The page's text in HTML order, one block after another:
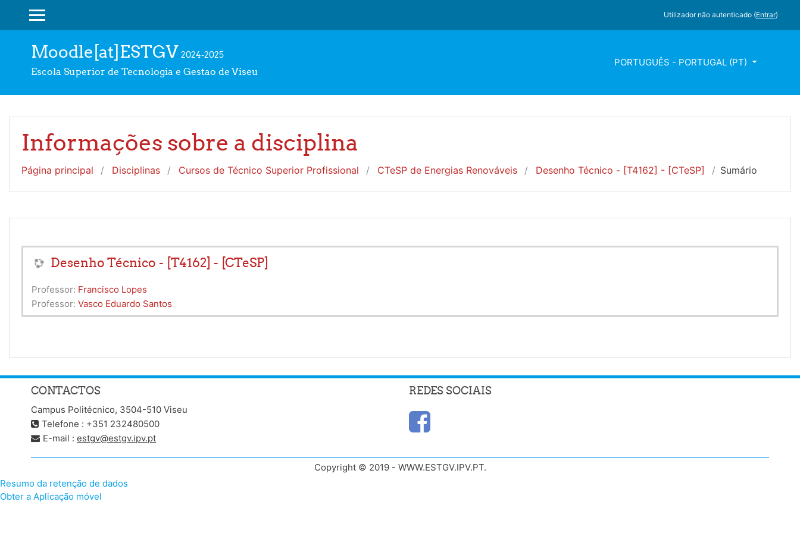
PAINEL LATERAL
Utilizador não autenticado (Entrar)
Moodle[at]ESTGV 2024-2025
Escola Superior de Tecnologia e Gestao de Viseu
PORTUGUÊS - PORTUGAL ‎(PT)‎
Informações sobre a disciplina
Página principal Disciplinas Cursos de Técnico Superior Profissional CTeSP de Energias Renováveis Desenho Técnico - [T4162] - [CTeSP] Sumário
Desenho Técnico - [T4162] - [CTeSP]
Professor: Francisco Lopes
Professor: Vasco Eduardo Santos
CONTACTOS
Campus Politécnico, 3504-510 Viseu
Telefone : +351 232480500
E-mail : estgv@estgv.ipv.pt
REDES SOCIAIS
Copyright © 2019 - WWW.ESTGV.IPV.PT.
Resumo da retenção de dados
Obter a Aplicação móvel